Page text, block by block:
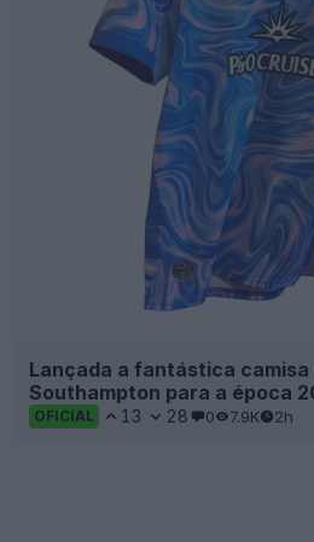
Lançada a fantástica
Southampton para a época
OFICIAL 13 28 0 7.9K 2h